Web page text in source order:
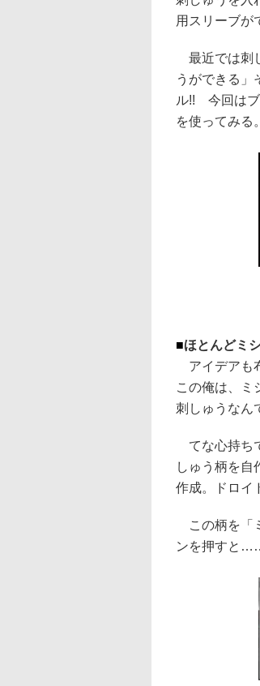
用スリーブが
最近では刺
うができる」
ル!! 今回はブ
を使ってみる。
■ほとんどミ
アイデアも
この俺は、
刺しゅうなん
てな心持ち
しゅう柄を自
作成。ドロイ
この柄を「
ンを押すと